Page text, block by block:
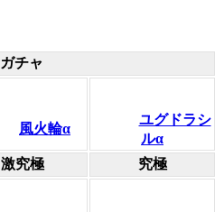
ガチャ
風火輪α
ユグドラシ
ルα
激究極 究極